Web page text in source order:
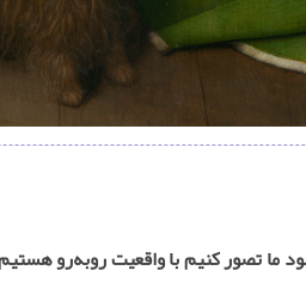
تصور کنیم با واقعیت روبه‌رو